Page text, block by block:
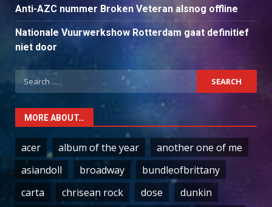
Anti-AZC nummer Broken Veteran alsnog offline
Nationale Vuurwerkshow Rotterdam gaat definitief
niet door
Search
for:
MORE ABOUT…
acer album of the year
another one of me
asiandoll
broadway
bundleofbrittany
carta
chrisean rock dose
dunkin